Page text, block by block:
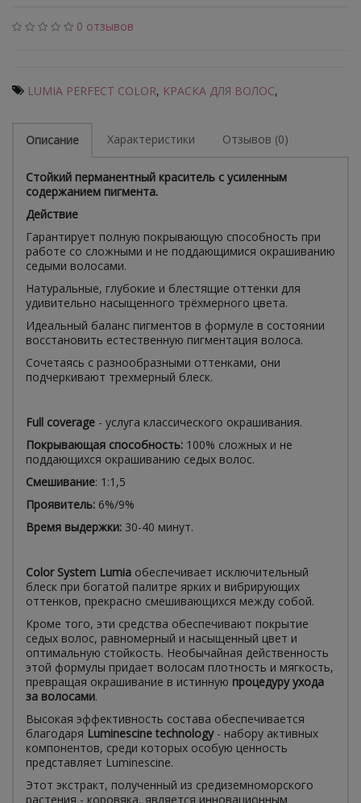
0 отзывов
LUMIA PERFECT COLOR, КРАСКА ДЛЯ ВОЛОС,
Описание Характеристики Отзывов (0)
Стойкий перманентный краситель с усиленным
содержанием пигмента.
Действие
Гарантирует полную покрывающую способность при
работе со сложными и не поддающимися окрашиванию
седыми волосами.
Натуральные, глубокие и блестящие оттенки для
удивительно насыщенного трёхмерного цвета.
Идеальный баланс пигментов в формуле в состоянии
восстановить естественную пигментация волоса.
Сочетаясь с разнообразными оттенками, они
подчеркивают трехмерный блеск.
Full coverage - услуга классического окрашивания.
Покрывающая способность: 100% сложных и не
поддающихся окрашиванию седых волос.
Смешивание: 1:1,5
Проявитель: 6%/9%
Время выдержки: 30-40 минут.
Color System Lumia обеспечивает исключительный
блеск при богатой палитре ярких и вибрирующих
оттенков, прекрасно смешивающихся между собой.
Кроме того, эти средства обеспечивают покрытие
седых волос, равномерный и насыщенный цвет и
оптимальную стойкость. Необычайная действенность
этой формулы придает волосам плотность и мягкость,
превращая окрашивание в истинную процедуру ухода
за волосами.
Высокая эффективность состава обеспечивается
благодаря Luminescine technology- набору активных
компонентов, среди которых особую ценность
представляет Luminescine.
Этот экстракт, полученный из средиземноморского
растения - коровяка, является инновационным